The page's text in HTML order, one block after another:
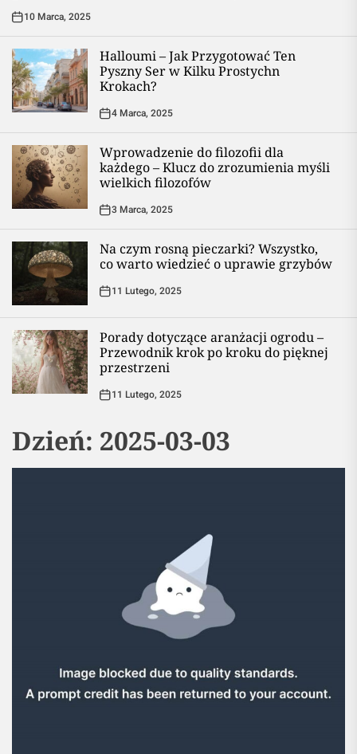
10 Marca, 2025
Halloumi – Jak Przygotować Ten
Pyszny Ser w Kilku Prostychn
Krokach?
4 Marca, 2025
Wprowadzenie do filozofii dla
każdego – Klucz do zrozumienia myśli
wielkich filozofów
3 Marca, 2025
Na czym rosną pieczarki? Wszystko,
co warto wiedzieć o uprawie grzybów
11 Lutego, 2025
Porady dotyczące aranżacji ogrodu –
Przewodnik krok po kroku do pięknej
przestrzeni
11 Lutego, 2025
Dzień: 2025-03-03